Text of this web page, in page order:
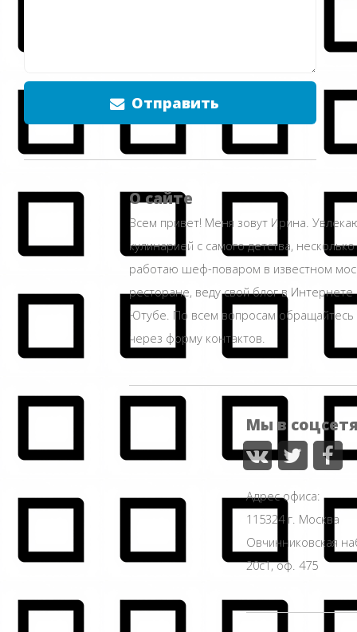
Отправить
О сайте
Всем привет! Меня зовут Ирина.
кулинарией с самого детства,
работаю шеф-поваром в известном
ресторане, веду свой блог в Интернете
Ютубе. По всем вопросам
через форму контактов.
Мы в
Адрес офиса:
115324 г. Москва
Овчинниковская
20с1, оф. 475